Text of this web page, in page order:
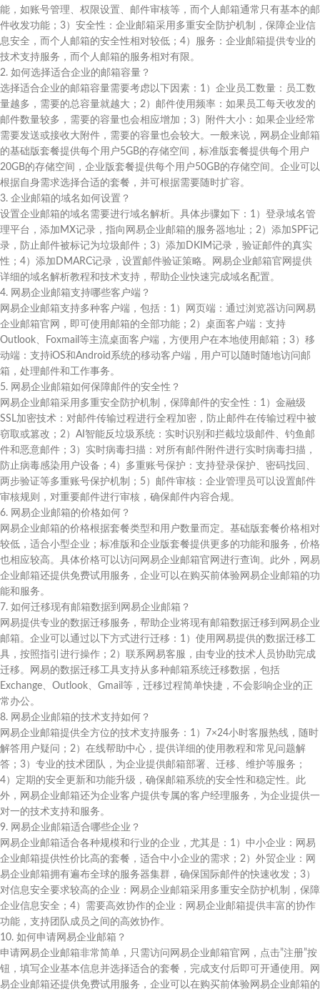
能，如账号管理、权限设置、邮件审核等，而个人邮箱通常只有基本的邮
件收发功能；3）安全性：企业邮箱采用多重安全防护机制，保障企业信
息安全，而个人邮箱的安全性相对较低；4）服务：企业邮箱提供专业的
技术支持服务，而个人邮箱的服务相对有限。
2. 如何选择适合企业的邮箱容量？
选择适合企业的邮箱容量需要考虑以下因素：1）企业员工数量：员工数
量越多，需要的总容量就越大；2）邮件使用频率：如果员工每天收发的
邮件数量较多，需要的容量也会相应增加；3）附件大小：如果企业经常
需要发送或接收大附件，需要的容量也会较大。一般来说，网易企业邮箱
的基础版套餐提供每个用户5GB的存储空间，标准版套餐提供每个用户
20GB的存储空间，企业版套餐提供每个用户50GB的存储空间。企业可以
根据自身需求选择合适的套餐，并可根据需要随时扩容。
3. 企业邮箱的域名如何设置？
设置企业邮箱的域名需要进行域名解析。具体步骤如下：1）登录域名管
理平台，添加MX记录，指向网易企业邮箱的服务器地址；2）添加SPF记
录，防止邮件被标记为垃圾邮件；3）添加DKIM记录，验证邮件的真实
性；4）添加DMARC记录，设置邮件验证策略。网易企业邮箱官网提供
详细的域名解析教程和技术支持，帮助企业快速完成域名配置。
4. 网易企业邮箱支持哪些客户端？
网易企业邮箱支持多种客户端，包括：1）网页端：通过浏览器访问网易
企业邮箱官网，即可使用邮箱的全部功能；2）桌面客户端：支持
Outlook、Foxmail等主流桌面客户端，方便用户在本地使用邮箱；3）移
动端：支持iOS和Android系统的移动客户端，用户可以随时随地访问邮
箱，处理邮件和工作事务。
5. 网易企业邮箱如何保障邮件的安全性？
网易企业邮箱采用多重安全防护机制，保障邮件的安全性：1）金融级
SSL加密技术：对邮件传输过程进行全程加密，防止邮件在传输过程中被
窃取或篡改；2）AI智能反垃圾系统：实时识别和拦截垃圾邮件、钓鱼邮
件和恶意邮件；3）实时病毒扫描：对所有邮件附件进行实时病毒扫描，
防止病毒感染用户设备；4）多重账号保护：支持登录保护、密码找回、
两步验证等多重账号保护机制；5）邮件审核：企业管理员可以设置邮件
审核规则，对重要邮件进行审核，确保邮件内容合规。
6. 网易企业邮箱的价格如何？
网易企业邮箱的价格根据套餐类型和用户数量而定。基础版套餐价格相对
较低，适合小型企业；标准版和企业版套餐提供更多的功能和服务，价格
也相应较高。具体价格可以访问网易企业邮箱官网进行查询。此外，网易
企业邮箱还提供免费试用服务，企业可以在购买前体验网易企业邮箱的功
能和服务。
7. 如何迁移现有邮箱数据到网易企业邮箱？
网易提供专业的数据迁移服务，帮助企业将现有邮箱数据迁移到网易企业
邮箱。企业可以通过以下方式进行迁移：1）使用网易提供的数据迁移工
具，按照指引进行操作；2）联系网易客服，由专业的技术人员协助完成
迁移。网易的数据迁移工具支持从多种邮箱系统迁移数据，包括
Exchange、Outlook、Gmail等，迁移过程简单快捷，不会影响企业的正
常办公。
8. 网易企业邮箱的技术支持如何？
网易企业邮箱提供全方位的技术支持服务：1）7×24小时客服热线，随时
解答用户疑问；2）在线帮助中心，提供详细的使用教程和常见问题解
答；3）专业的技术团队，为企业提供邮箱部署、迁移、维护等服务；
4）定期的安全更新和功能升级，确保邮箱系统的安全性和稳定性。此
外，网易企业邮箱还为企业客户提供专属的客户经理服务，为企业提供一
对一的技术支持和服务。
9. 网易企业邮箱适合哪些企业？
网易企业邮箱适合各种规模和行业的企业，尤其是：1）中小企业：网易
企业邮箱提供性价比高的套餐，适合中小企业的需求；2）外贸企业：网
易企业邮箱拥有遍布全球的服务器集群，确保国际邮件的快速收发；3）
对信息安全要求较高的企业：网易企业邮箱采用多重安全防护机制，保障
企业信息安全；4）需要高效协作的企业：网易企业邮箱提供丰富的协作
功能，支持团队成员之间的高效协作。
10. 如何申请网易企业邮箱？
申请网易企业邮箱非常简单，只需访问网易企业邮箱官网，点击”注册”按
钮，填写企业基本信息并选择适合的套餐，完成支付后即可开通使用。网
易企业邮箱还提供免费试用服务，企业可以在购买前体验网易企业邮箱的